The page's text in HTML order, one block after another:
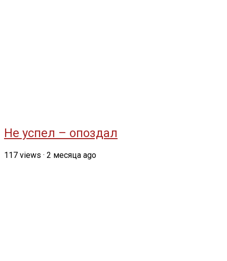
Не успел – опоздал
117 views · 2 месяца ago